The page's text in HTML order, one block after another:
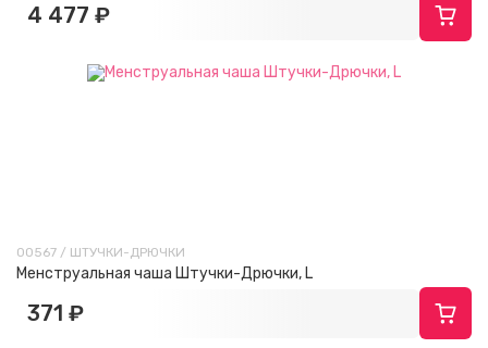
4 477 ₽
00567 / ШТУЧКИ-ДРЮЧКИ
Менструальная чаша Штучки-Дрючки, L
371 ₽